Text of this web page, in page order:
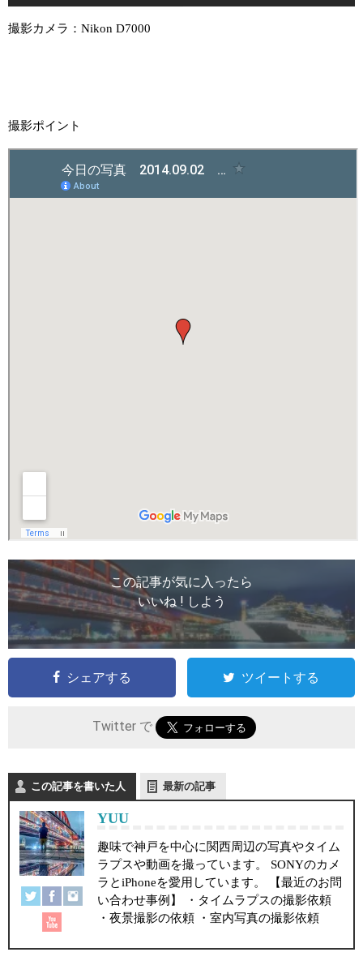
撮影カメラ：Nikon D7000
撮影ポイント
この記事が気に入ったら
いいね ! しよう
シェアする ツイートする
Twitter で
この記事を書いた人 最新の記事
YUU
趣味で神戸を中心に関西周辺の写真やタイム
ラプスや動画を撮っています。 SONYのカメ
ラとiPhoneを愛用しています。 【最近のお問
い合わせ事例】 ・タイムラプスの撮影依頼
・夜景撮影の依頼 ・室内写真の撮影依頼